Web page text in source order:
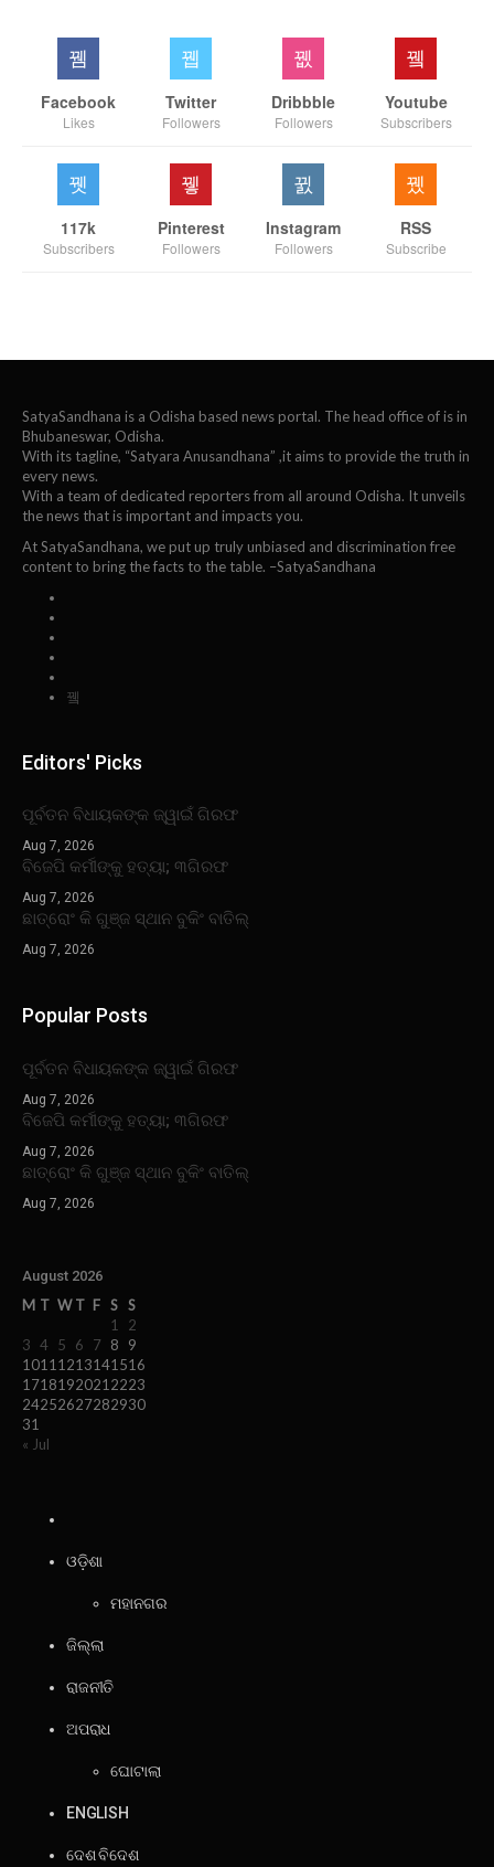
Facebook
Likes
Twitter
Followers
Dribbble
Followers
Youtube
Subscribers
117k
Subscribers
Pinterest
Followers
Instagram
Followers
RSS
Subscribe
SatyaSandhana is a Odisha based news portal. The head office of is in
Bhubaneswar, Odisha.
With its tagline, “Satyara Anusandhana” ,it aims to provide the truth in
every news.
With a team of dedicated reporters from all around Odisha. It unveils
the news that is important and impacts you.
At SatyaSandhana, we put up truly unbiased and discrimination free
content to bring the facts to the table. –SatyaSandhana
Editors' Picks
ପୂର୍ବତନ ବିଧାୟକଙ୍କ ଜ୍ୱାଇଁ ଗିରଫ
Aug 7, 2026
ବିଜେପି କର୍ମୀଙ୍କୁ ହତ୍ୟା; ୩ଗିରଫ
Aug 7, 2026
ଛାତ୍ରୋଂ କି ଗୁଞ୍ଜ ସ୍ଥାନ ବୁକିଂ ବାତିଲ୍
Aug 7, 2026
Popular Posts
ପୂର୍ବତନ ବିଧାୟକଙ୍କ ଜ୍ୱାଇଁ ଗିରଫ
Aug 7, 2026
ବିଜେପି କର୍ମୀଙ୍କୁ ହତ୍ୟା; ୩ଗିରଫ
Aug 7, 2026
ଛାତ୍ରୋଂ କି ଗୁଞ୍ଜ ସ୍ଥାନ ବୁକିଂ ବାତିଲ୍
Aug 7, 2026
August 2026
M T W T F S S
1
2
3 4 5 6 7 8
9
1011 1213141516
1718192021 2223
24252627282930
31
« Jul
ଓଡ଼ିଶା
ମହାନଗର
ଜିଲ୍ଲା
ରାଜନୀତି
ଅପରାଧ
ଘୋଟାଲା
ENGLISH
ଦେଶ ବିଦେଶ